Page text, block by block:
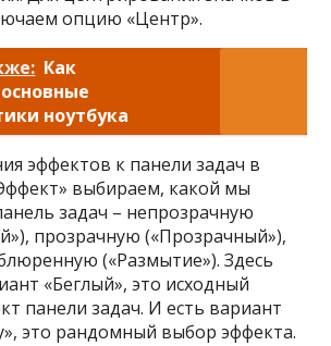
опцию «Центр».
Как
ноутбука
эффектов к панели задач в
выбираем, какой мы
задач – непрозрачную
прозрачную («Прозрачный»),
(«Размытие»). Здесь
«Беглый», это исходный
панели задач. И есть вариант
это рандомный выбор эффекта.